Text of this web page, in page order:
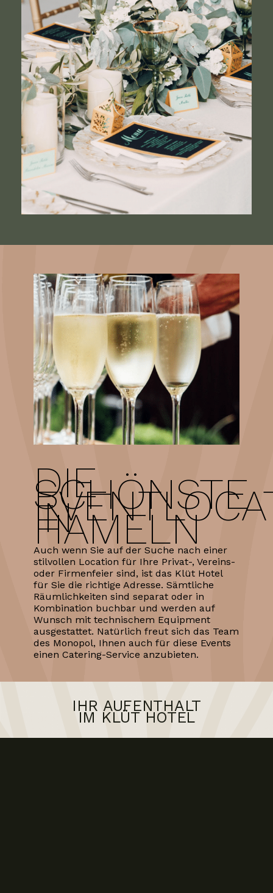
DIE
SCHÖNSTE
IN
HAMELN
Auch wenn Sie auf der Suche nach einer
stilvollen Location für Ihre Privat-, Vereins-
oder Firmenfeier sind, ist das Klüt Hotel
für Sie die richtige Adresse. Sämtliche
Räumlichkeiten sind separat oder in
Kombination buchbar und werden auf
Wunsch mit technischem Equipment
ausgestattet. Natürlich freut sich das Team
des Monopol, Ihnen auch für diese Events
einen Catering-Service anzubieten.
IHR AUFENTHALT
IM KLÜT HOTEL